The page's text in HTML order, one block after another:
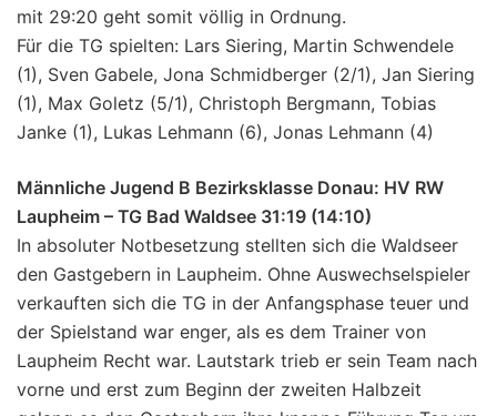
mit 29:20 geht somit völlig in Ordnung.
Für die TG spielten: Lars Siering, Martin Schwendele
(1), Sven Gabele, Jona Schmidberger (2/1), Jan Siering
(1), Max Goletz (5/1), Christoph Bergmann, Tobias
Janke (1), Lukas Lehmann (6), Jonas Lehmann (4)
Männliche Jugend B Bezirksklasse Donau: HV RW
Laupheim – TG Bad Waldsee 31:19 (14:10)
In absoluter Notbesetzung stellten sich die Waldseer
den Gastgebern in Laupheim. Ohne Auswechselspieler
verkauften sich die TG in der Anfangsphase teuer und
der Spielstand war enger, als es dem Trainer von
Laupheim Recht war. Lautstark trieb er sein Team nach
vorne und erst zum Beginn der zweiten Halbzeit